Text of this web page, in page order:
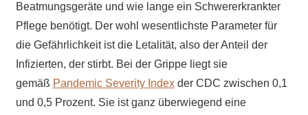
Beatmungsgeräte und wie lange ein Schwererkrankter
Pflege benötigt. Der wohl wesentlichste Parameter für
die Gefährlichkeit ist die Letalität, also der Anteil der
Infizierten, der stirbt. Bei der Grippe liegt sie
gemäß Pandemic Severity Indexder CDC zwischen 0,1
und 0,5 Prozent. Sie ist ganz überwiegend eine